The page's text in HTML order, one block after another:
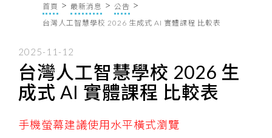
首頁 最新消息
公告
台灣人工智慧學校 2026 生成式 AI 實體課程 比較表
2025-11-12
台灣人工智慧學校 2026 生
成式 AI 實體課程 比較表
手機螢幕建議使用水平橫式瀏覽